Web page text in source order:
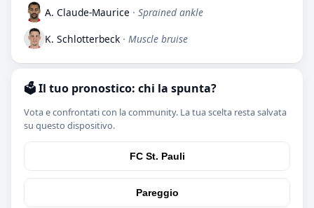
A. Claude-Maurice · Sprained ankle
K. Schlotterbeck · Muscle bruise
🗳️ Il tuo pronostico: chi la spunta?
Vota e confrontati con la community. La tua scelta resta salvata
su questo dispositivo.
FC St. Pauli
Pareggio